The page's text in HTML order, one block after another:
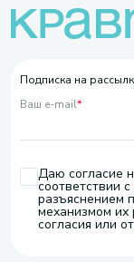
Подписка на
Ваш e-mail*
Даю согласие
соответствии с
разъяснением
механизмом их
согласия или